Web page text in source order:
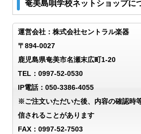
奄美島唄学校ネットショップに
運営会社：株式会社セントラル楽器
〒894-0027
鹿児島県奄美市名瀬末広町1-20
TEL：0997-52-0530
IP電話：050-3386-4055
※ご注文いただいた後、内容の確認時
信されることがあります
FAX：0997-52-7503